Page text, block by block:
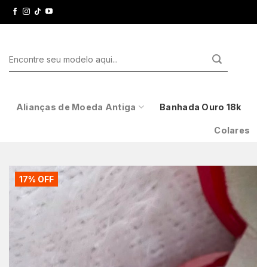
Skip
to
por:
Alianças de Moeda Antiga Banhada Ouro 18k
Colares
17% OFF